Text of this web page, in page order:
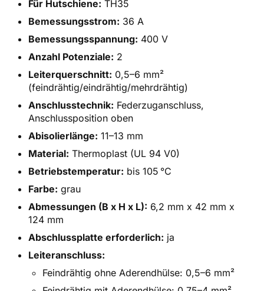
Für Hutschiene: TH35
Bemessungsstrom: 36 A
Bemessungsspannung: 400 V
Anzahl Potenziale: 2
Leiterquerschnitt: 0,5–6 mm²
(feindrähtig/eindrähtig/mehrdrähtig)
Anschlusstechnik: Federzuganschluss,
Anschlussposition oben
Abisolierlänge: 11–13 mm
Material: Thermoplast (UL 94 V0)
Betriebstemperatur: bis 105 °C
Farbe: grau
Abmessungen (B x H x L): 6,2 mm x 42 mm x
124 mm
Abschlussplatte erforderlich: ja
Leiteranschluss:
Feindrähtig ohne Aderendhülse: 0,5–6 mm²